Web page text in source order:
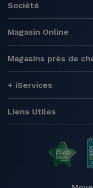
Société
Magasin Online
Magasins près de
+ iServices
Liens Utiles